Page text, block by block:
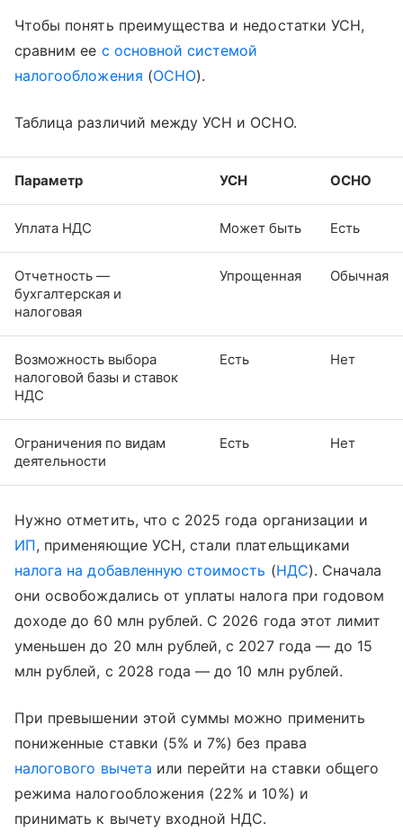
Чтобы понять преимущества и недостатки УСН,
сравним ее с основной системой
налогообложения (ОСНО).
Таблица различий между УСН и ОСНО.
Параметр УСН ОСНО
Уплата НДС Может быть Есть
Отчетность —
бухгалтерская и
налоговая
Упрощенная Обычная
Возможность выбора
налоговой базы и ставок
НДС
Есть Нет
Ограничения по видам
деятельности
Есть Нет
Нужно отметить, что с 2025 года организации и
ИП, применяющие УСН, стали плательщиками
налога на добавленную стоимость (НДС). Сначала
они освобождались от уплаты налога при годовом
доходе до 60 млн рублей. С 2026 года этот лимит
уменьшен до 20 млн рублей, с 2027 года — до 15
млн рублей, с 2028 года — до 10 млн рублей.
При превышении этой суммы можно применить
пониженные ставки (5% и 7%) без права
налогового вычета или перейти на ставки общего
режима налогообложения (22% и 10%) и
принимать к вычету входной НДС.